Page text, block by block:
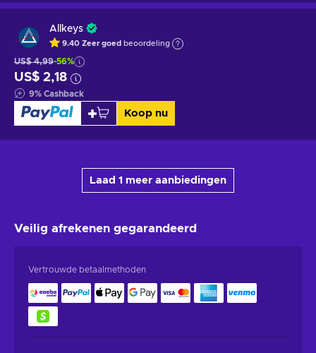
Allkeys
9.40 Zeer goed beoordeling
US$ 4,99-56%
US$ 2,18
9% Cashback
Koop nu
Laad 1 meer aanbiedingen
Veilig afrekenen gegarandeerd
Vertrouwde betaalmethoden